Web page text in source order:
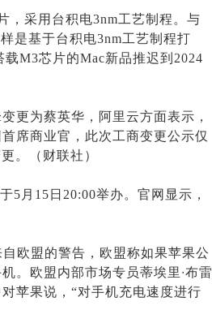
，采用台积电3nm工艺制程。与
是基于台积电3nm工艺制程打
M3芯片的Mac新品推迟到2024
更为蔡英华，阿里云方面表示，
席商业官，此次工商变更公示仅
。（财联社）
5月15日20:00举办。官网显示，
欧盟的警告，欧盟称如果苹果公
。欧盟内部市场专员蒂埃里 ∙布雷
苹果说，“对手机充电速度进行